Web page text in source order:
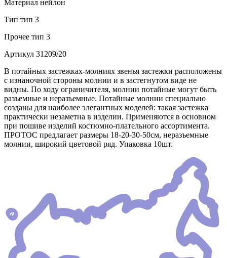
Материал нейлон
Тип тип 3
Прочее тип 3
Артикул 31209/20
В потайных застежках-молниях звенья застежки расположены
с изнаночной стороны молнии и в застегнутом виде не
видны. По ходу ограничителя, молнии потайные могут быть
разъемные и неразъемные. Потайные молнии специально
созданы для наиболее элегантных моделей: такая застежка
практически незаметна в изделии. Применяются в основном
при пошиве изделий костюмно-плательного ассортимента.
ПРОТОС предлагает размеры 18-20-30-50см, неразъемные
молнии, широкий цветовой ряд. Упаковка 10шт.